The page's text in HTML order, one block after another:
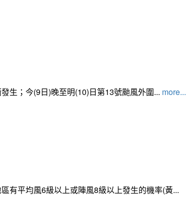
生；今(9日)晚至明(10)日第13號颱風外圍... more...
有平均風6級以上或陣風8級以上發生的機率(黃...